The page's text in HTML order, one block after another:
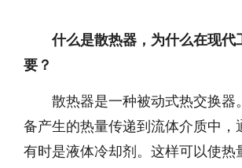
什么是散热器，为什么在现代
要？
散热器是一种被动式热交换器
备产生的热量传递到流体介质中，
有时是液体冷却剂。这样可以使热